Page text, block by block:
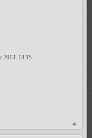
2013, 18:15